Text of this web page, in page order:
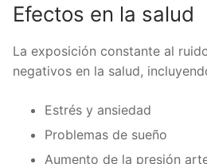
Efectos en la salud
La exposición constante al
negativos en la salud,
Estrés y ansiedad
Problemas de sueño
Aumento de la presión